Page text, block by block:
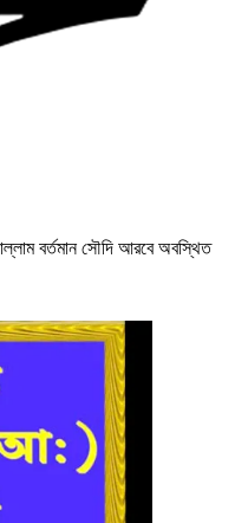
বর্তমান সৌদি আরবে অবস্থিত